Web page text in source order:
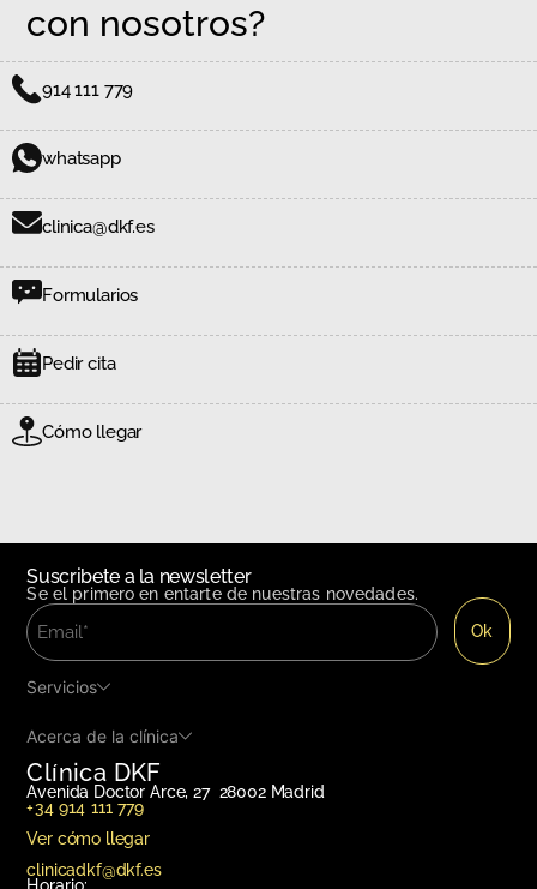
con nosotros?
914 111 779
whatsapp
clinica@dkf.es
Formularios
Pedir cita
Cómo llegar
Clínica DKF
Avenida Doctor Arce, 27 28002 Madrid
+34 914 111 779
Ver cómo llegar
clinicadkf@dkf.es
Suscribete a la newsletter
Se el primero en entarte de nuestras novedades.
Servicios
Acerca de la clínica